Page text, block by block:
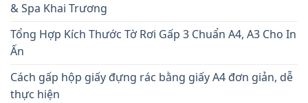
& Spa Khai Trương
Tổng Hợp Kích Thước Tờ Rơi Gấp 3 Chuẩn A4, A3 Cho In
Ấn
Cách gấp hộp giấy đựng rác bằng giấy A4 đơn giản, dễ
thực hiện